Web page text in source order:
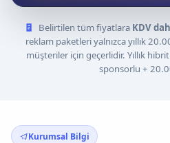
Belirtilen tüm fiyatlara KDV
reklam paketleri yalnızca yıllık
müşteriler için geçerlidir. Yıllık
sponsorlu +
Kurumsal Bilgi